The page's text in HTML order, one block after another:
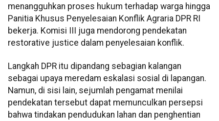
menangguhkan proses hukum terhadap warga hingga
Panitia Khusus Penyelesaian Konflik Agraria DPR RI
bekerja. Komisi III juga mendorong pendekatan
restorative justice dalam penyelesaian konflik.
Langkah DPR itu dipandang sebagian kalangan
sebagai upaya meredam eskalasi sosial di lapangan.
Namun, di sisi lain, sejumlah pengamat menilai
pendekatan tersebut dapat memunculkan persepsi
bahwa tindakan pendudukan lahan dan penghentian